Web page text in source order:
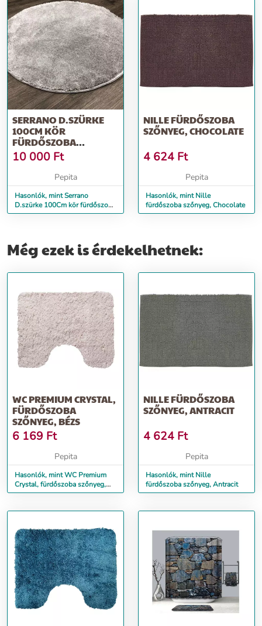
SERRANO D.SZÜRKE
100CM KÖR
FÜRDŐSZOBA
SZŐNYEG
10 000 Ft
Pepita
Hasonlók, mint Serrano
D.szürke 100Cm kör fürdőszoba
szőnyeg
NILLE FÜRDŐSZOBA
SZŐNYEG, CHOCOLATE
4 624 Ft
Pepita
Hasonlók, mint Nille
fürdőszoba szőnyeg, Chocolate
Még ezek is érdekelhetnek:
WC PREMIUM CRYSTAL,
FÜRDŐSZOBA
SZŐNYEG, BÉZS
6 169 Ft
Pepita
Hasonlók, mint WC Premium
Crystal, fürdőszoba szőnyeg,
Bézs
NILLE FÜRDŐSZOBA
SZŐNYEG, ANTRACIT
4 624 Ft
Pepita
Hasonlók, mint Nille
fürdőszoba szőnyeg, Antracit